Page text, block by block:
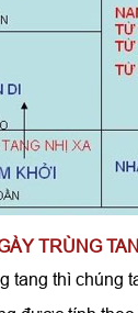
TRÙNG
tang thì chúng